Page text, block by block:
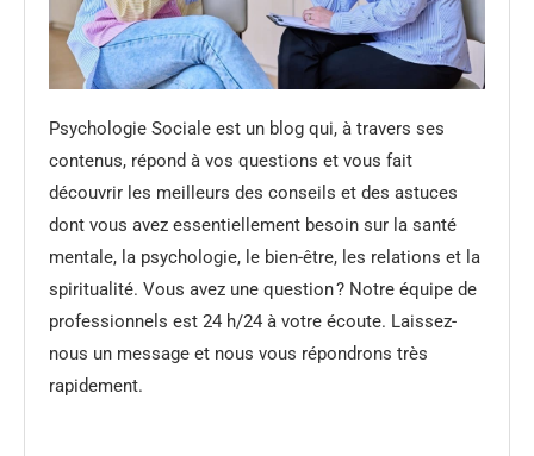
Psychologie Sociale est un blog qui, à travers ses
contenus, répond à vos questions et vous fait
découvrir les meilleurs des conseils et des astuces
dont vous avez essentiellement besoin sur la santé
mentale, la psychologie, le bien-être, les relations et la
spiritualité. Vous avez une question ? Notre équipe de
professionnels est 24 h/24 à votre écoute. Laissez-
nous un message et nous vous répondrons très
rapidement.